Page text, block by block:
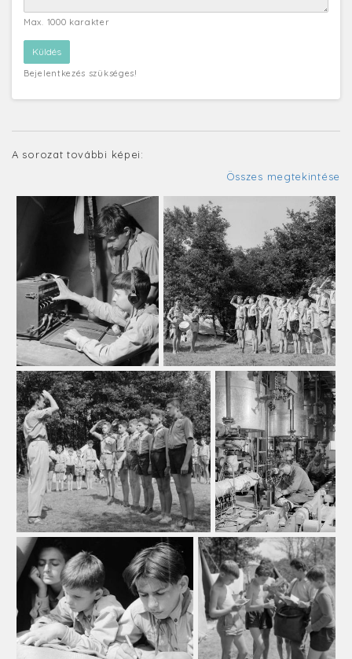
Max. 1000 karakter
Bejelentkezés szükséges!
A sorozat további képei:
Összes megtekintése